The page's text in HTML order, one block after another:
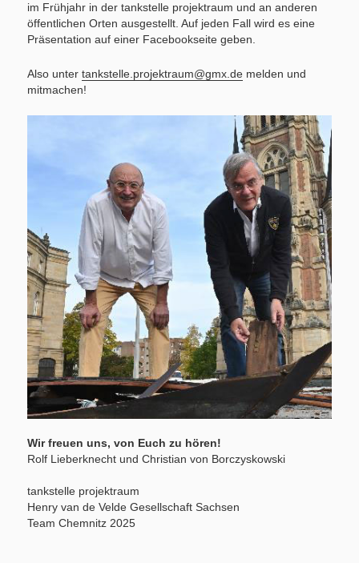
im Frühjahr in der tankstelle projektraum und an anderen
öffentlichen Orten ausgestellt. Auf jeden Fall wird es eine
Präsentation auf einer Facebookseite geben.
Also untertankstelle.projektraum@gmx.de melden und
mitmachen!
Wir freuen uns, von Euch zu hören!
Rolf Lieberknecht und Christian von Borczyskowski
tankstelle projektraum
Henry van de Velde Gesellschaft Sachsen
Team Chemnitz 2025